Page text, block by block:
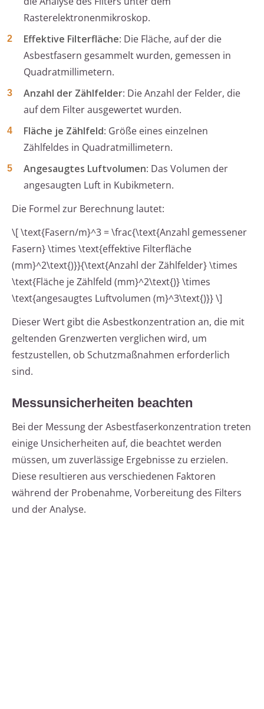
Rasterelektronenmikroskop.
Effektive Filterfläche: Die Fläche, auf der die
Asbestfasern gesammelt wurden, gemessen in
Quadratmillimetern.
Anzahl der Zählfelder: Die Anzahl der Felder, die
auf dem Filter ausgewertet wurden.
Fläche je Zählfeld: Größe eines einzelnen
Zählfeldes in Quadratmillimetern.
Angesaugtes Luftvolumen: Das Volumen der
angesaugten Luft in Kubikmetern.
Die Formel zur Berechnung lautet:
\[ \text{Fasern/m}^3 = \frac{\text{Anzahl gemessener
Fasern} \times \text{effektive Filterfläche
(mm}^2\text{)}}{\text{Anzahl der Zählfelder} \times
\text{Fläche je Zählfeld (mm}^2\text{)} \times
\text{angesaugtes Luftvolumen (m}^3\text{)}} \]
Dieser Wert gibt die Asbestkonzentration an, die mit
geltenden Grenzwerten verglichen wird, um
festzustellen, ob Schutzmaßnahmen erforderlich
sind.
Messunsicherheiten beachten
Bei der Messung der Asbestfaserkonzentration treten
einige Unsicherheiten auf, die beachtet werden
müssen, um zuverlässige Ergebnisse zu erzielen.
Diese resultieren aus verschiedenen Faktoren
während der Probenahme, Vorbereitung des Filters
und der Analyse.